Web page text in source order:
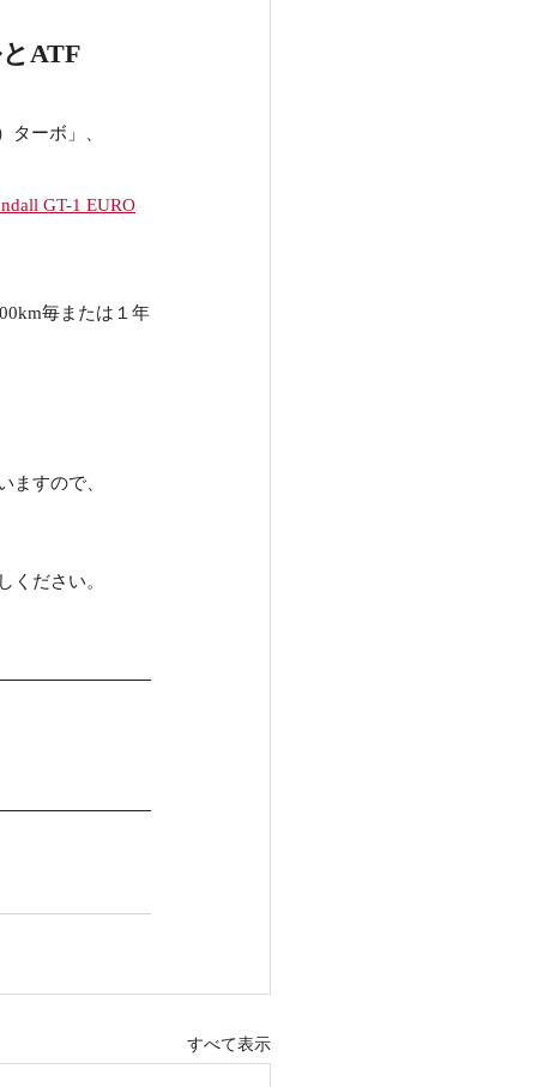
ATF
ターボ」、
GT-1 EURO
毎または１年
ますので、
ください。
すべて表示